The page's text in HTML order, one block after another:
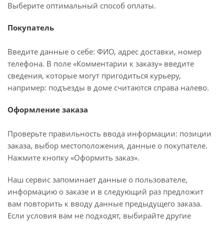
Выберите оптимальный способ оплаты.
Покупатель
Введите данные о себе: ФИО, адрес доставки, номер
телефона. В поле «Комментарии к заказу» введите
сведения, которые могут пригодиться курьеру,
например: подъезды в доме считаются справа налево.
Оформление заказа
Проверьте правильность ввода информации: позиции
заказа, выбор местоположения, данные о покупателе.
Нажмите кнопку «Оформить заказ».
Наш сервис запоминает данные о пользователе,
информацию о заказе и в следующий раз предложит
вам повторить к вводу данные предыдущего заказа.
Если условия вам не подходят, выбирайте другие